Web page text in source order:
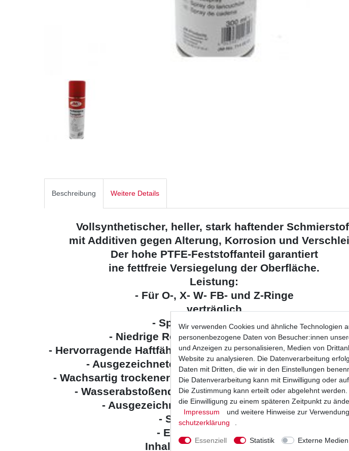
Beschreibung Weitere Details
Vollsynthetischer, heller, stark haftender
mit Additiven gegen Alterung, Korrosion und
Der hohe PTFE-Feststoffanteil garantiert
ine fettfreie Versiegelung der Oberfläche.
Leistung:
- Für O-, X- W- FB- und Z-Ringe
verträglich
- Sparsam im Verbrauch
- Niedrige Reibwerte, geringer Verschleiß
- Hervorragende Haftfähigkeit, kein Abtropfen und
- Ausgezeichnetes Kriech- und Eindringvermögen
- Wachsartig trockener Film, daher kein Anhaften von
- Wasserabstoßend, extremer Schutz gegen
- Ausgezeichnete Dämpfungseigenschaften
- Sehr alterungsstabil
- Extrem UV beständig
Inhalt: 1*300 ml Spraydose
Wir verwenden Cookies und ähnliche Technologien
personenbezogene Daten von Besucher:innen
und Anzeigen zu personalisieren, Medien von
Website zu analysieren. Die Datenverarbeitung
Daten mit Dritten, die wir in den Einstellungen
Die Datenverarbeitung kann mit Einwilligung oder
Die Zustimmung kann erteilt oder abgelehnt
die Einwilligung zu einem späteren Zeitpunkt zu
Impressum
und weitere Hinweise zur
schutz­erklärung
Essenziell Statistik Externe Medien